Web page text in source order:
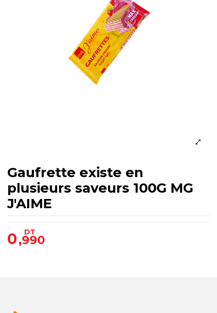
Gaufrette existe en
plusieurs saveurs 100G MG
J'AIME
0,990
DT